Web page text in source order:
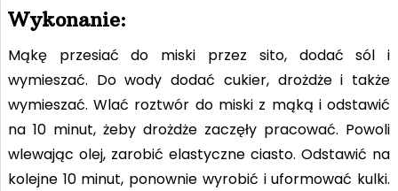
Wykonanie:
Mąkę przesiać do miski przez sito, dodać sól i
wymieszać. Do wody dodać cukier, drożdże i także
wymieszać. Wlać roztwór do miski z mąką i odstawić
na 10 minut, żeby drożdże zaczęły pracować. Powoli
wlewając olej, zarobić elastyczne ciasto. Odstawić na
kolejne 10 minut, ponownie wyrobić i uformować kulki.